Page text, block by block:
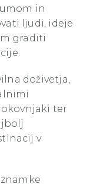
in
ljudi, ideje
graditi
doživetja,
ter
v